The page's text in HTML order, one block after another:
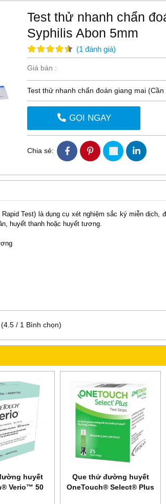
Test thử nhanh chẩn
Syphilis Abon 5mm
(1đánh giá)
Giá bán :
Test thử nhanh chẩn đoán giang mai
GỌI NGAY
Chia sẻ:
Test) là dụng cụ xét nghiệm sắc ký miễn dịch,
huyết thanh hoặc huyết tương.
(4.5 / 1 Bình chọn)
huyết
Verio™ 50
Que thử đường huyết
OneTouch® Select® Plus